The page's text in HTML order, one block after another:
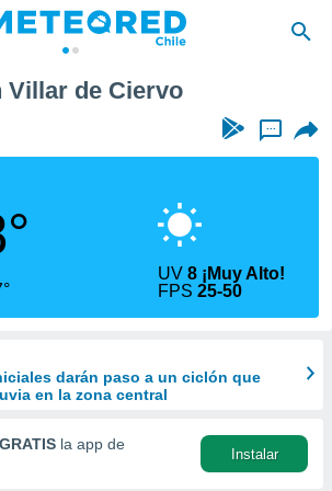
Villar de Ciervo
...
UV8 ¡Muy Alto!
FPS25-50
darán paso a un ciclón que
en la zona central
GRATIS la app de
Instalar